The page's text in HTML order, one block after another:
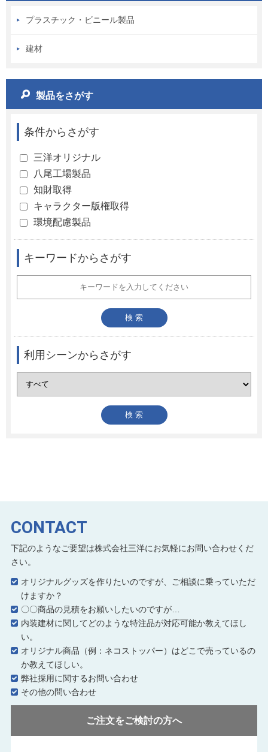
プラスチック・ビニール製品
建材
製品をさがす
条件からさがす
三洋オリジナル
八尾工場製品
知財取得
キャラクター版権取得
環境配慮製品
キーワードからさがす
利用シーンからさがす
CONTACT
下記のようなご要望は株式会社三洋にお気軽にお問い合わせくだ
さい。
オリジナルグッズを作りたいのですが、ご相談に乗っていただ
けますか？
〇〇商品の見積をお願いしたいのですが…
内装建材に関してどのような特注品が対応可能か教えてほし
い。
オリジナル商品（例：ネコストッパー）はどこで売っているの
か教えてほしい。
弊社採用に関するお問い合わせ
その他の問い合わせ
ご注文をご検討の方へ